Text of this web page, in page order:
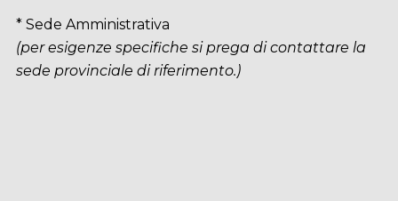
* Sede Amministrativa
(per esigenze specifiche si prega di contattare la
sede provinciale di riferimento.)